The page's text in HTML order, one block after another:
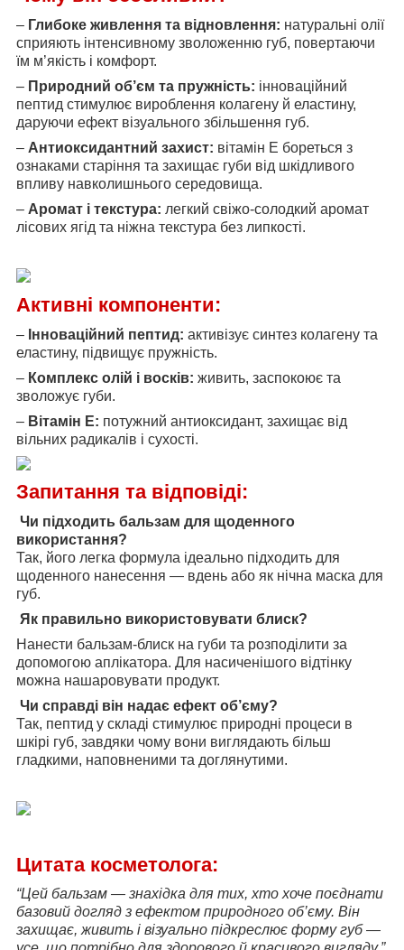
– Глибоке живлення та відновлення: натуральні олії
сприяють інтенсивному зволоженню губ, повертаючи
їм м’якість і комфорт.
– Природний об’єм та пружність: інноваційний
пептид стимулює вироблення колагену й еластину,
даруючи ефект візуального збільшення губ.
– Антиоксидантний захист: вітамін Е бореться з
ознаками старіння та захищає губи від шкідливого
впливу навколишнього середовища.
– Аромат і текстура: легкий свіжо-солодкий аромат
лісових ягід та ніжна текстура без липкості.
Активні компоненти:
– Інноваційний пептид: активізує синтез колагену та
еластину, підвищує пружність.
– Комплекс олій і восків: живить, заспокоює та
зволожує губи.
– Вітамін Е: потужний антиоксидант, захищає від
вільних радикалів і сухості.
Запитання та відповіді:
Чи підходить бальзам для щоденного
використання?
Так, його легка формула ідеально підходить для
щоденного нанесення — вдень або як нічна маска для
губ.
Як правильно використовувати блиск?
Нанести бальзам-блиск на губи та розподілити за
допомогою аплікатора. Для насиченішого відтінку
можна нашаровувати продукт.
Чи справді він надає ефект об’єму?
Так, пептид у складі стимулює природні процеси в
шкірі губ, завдяки чому вони виглядають більш
гладкими, наповненими та доглянутими.
Цитата косметолога:
“Цей бальзам — знахідка для тих, хто хоче поєднати
базовий догляд з ефектом природного об’єму. Він
захищає, живить і візуально підкреслює форму губ —